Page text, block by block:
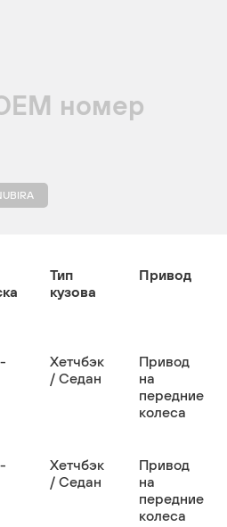
номер
Тип
кузова
Привод
Хетчбэк
/ Седан
Привод
на
передние
колеса
Хетчбэк
/ Седан
Привод
на
передние
колеса